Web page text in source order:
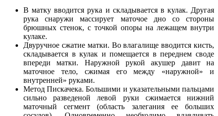
В матку вводится рука и складывается в кулак. Другая
рука снаружи массирует маточое дно со стороны
брюшных стенок, с точкой опоры на лежащем внутри
кулаке.
Двуручное сжатие матки. Во влагалище вводится кисть,
складывается в кулак и помещается в переднем своде
впереди матки. Наружной рукой акушер давит на
маточное тело, сжимая его между «наружной» и
внутренней» руками.
Метод Пискачека. Большими и указательными пальцами
сильно разведеной левой руки сжимается нижний
маточный сегмент (область залегания ее больших